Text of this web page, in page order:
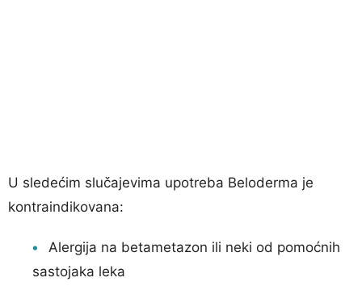
U sledećim slučajevima upotreba Beloderma je
kontraindikovana:
Alergija na betametazon ili neki od pomoćnih
sastojaka leka